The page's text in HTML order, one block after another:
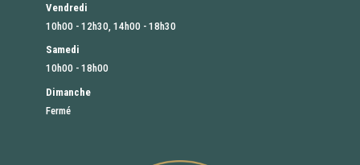
Vendredi
10h00 - 12h30, 14h00 - 18h30
Samedi
10h00 - 18h00
Dimanche
Fermé